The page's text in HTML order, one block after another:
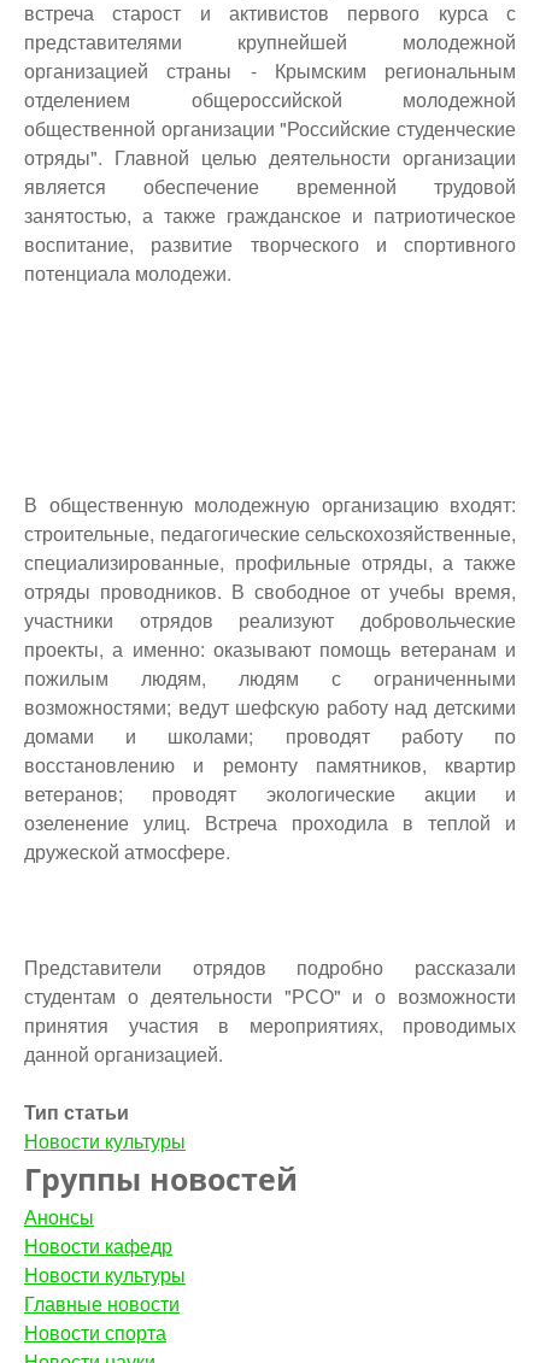
встреча старост и активистов первого курса с
представителями крупнейшей молодежной
организацией страны - Крымским региональным
отделением общероссийской молодежной
общественной организации "Российские студенческие
отряды". Главной целью деятельности организации
является обеспечение временной трудовой
занятостью, а также гражданское и патриотическое
воспитание, развитие творческого и спортивного
потенциала молодежи.
В общественную молодежную организацию входят:
строительные, педагогические сельскохозяйственные,
специализированные, профильные отряды, а также
отряды проводников. В свободное от учебы время,
участники отрядов реализуют добровольческие
проекты, а именно: оказывают помощь ветеранам и
пожилым людям, людям с ограниченными
возможностями; ведут шефскую работу над детскими
домами и школами; проводят работу по
восстановлению и ремонту памятников, квартир
ветеранов; проводят экологические акции и
озеленение улиц. Встреча проходила в теплой и
дружеской атмосфере.
Представители отрядов подробно рассказали
студентам о деятельности "РСО" и о возможности
принятия участия в мероприятиях, проводимых
данной организацией.
Тип статьи
Новости культуры
Группы новостей
Анонсы
Новости кафедр
Новости культуры
Главные новости
Новости спорта